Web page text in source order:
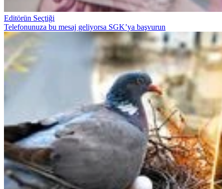
Editörün Seçtiği
Telefonunuza bu mesaj geliyorsa SGK’ya başvurun